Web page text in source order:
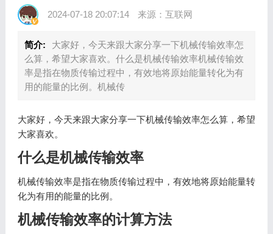
2024-07-18 20:07:14 来源：互联网
简介:
大家好，今天来跟大家分享一下机械传输效率怎
么算，希望大家喜欢。什么是机械传输效率机械传输效
率是指在物质传输过程中，有效地将原始能量转化为有
用的能量的比例。机械传
大家好，今天来跟大家分享一下机械传输效率怎么算，希望
大家喜欢。
什么是机械传输效率
机械传输效率是指在物质传输过程中，有效地将原始能量转
化为有用的能量的比例。
机械传输效率的计算方法